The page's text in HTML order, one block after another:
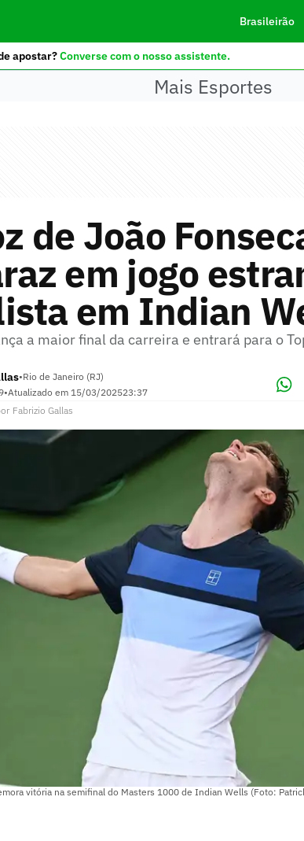
Brasileirão
apostar?Converse com o nosso assistente.
Mais Esportes
de João
em jogo
em Indian
a maior final da carreira e entrará para o
•Rio de Janeiro (RJ)
•Atualizado em 15/03/202523:37
Fabrizio Gallas
vitória na semifinal do Masters 1000 de Indian Wells (Foto: